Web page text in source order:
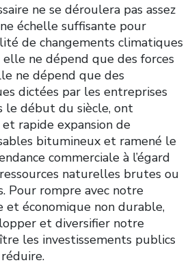
ne se déroulera pas assez
échelle suffisante pour
de changements climatiques
ne dépend que des forces
ne dépend que des
dictées par les entreprises
le début du siècle, ont
rapide expansion de
bitumineux et ramené le
commerciale à l’égard
naturelles brutes ou
Pour rompre avec notre
et économique non durable,
et diversifier notre
les investissements publics